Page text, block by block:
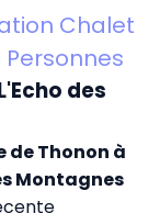
Chalet
Personnes
des
de Thonon à
Montagnes